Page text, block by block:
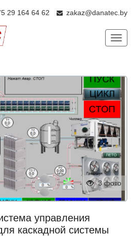
29 164 64 62 zakaz@danatec.by
3 фото
управления
каскадной системы